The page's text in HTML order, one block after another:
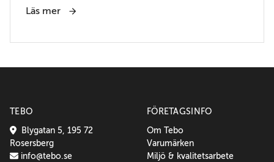
Läs mer
TEBO
Blygatan 5, 195 72
Rosersberg
info@tebo.se
FÖRETAGSINFO
Om Tebo
Varumärken
Miljö & kvalitetsarbete